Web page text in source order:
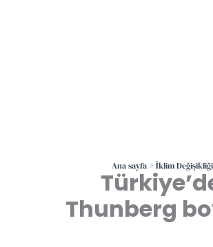
Ana sayfa İklim Değişikliği
Thunberg